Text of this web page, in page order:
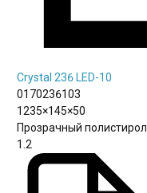
Crystal 236 LED-10
0170236103
1235×145×50
Прозрачный полистирол
1.2